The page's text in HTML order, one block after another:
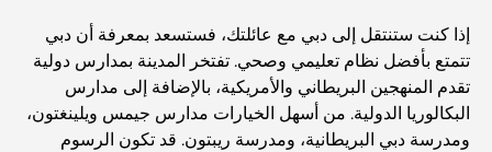
أفضل المدارس في دبي مارينا: دليل مناسب للعائلات
مطاعم في دبي هيلز: أفضل أماكن تناول الطعام في مركز متنامٍ
إذا كنت ستنتقل إلى دبي مع عائلتك، فستسعد بمعرفة أن دبي
تتمتع بأفضل نظام تعليمي وصحي. تفتخر المدينة بمدارس دولية
تقدم المنهجين البريطاني والأمريكية، بالإضافة إلى مدارس
البكالوريا الدولية. من أسهل الخيارات مدارس جيمس ويلينغتون،
ومدرسة دبي البريطانية، ومدرسة ريبتون. قد تكون الرسوم